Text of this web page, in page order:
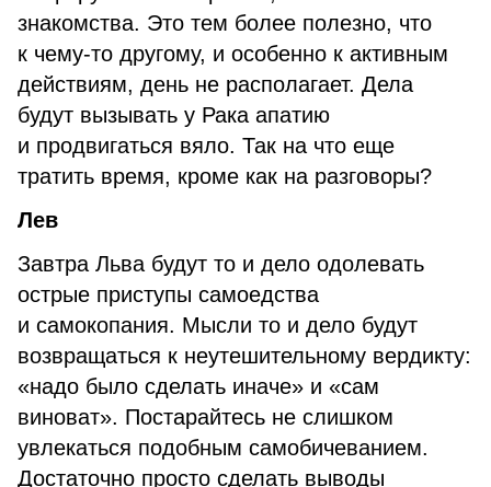
знакомства. Это тем более полезно, что
к чему-то другому, и особенно к активным
действиям, день не располагает. Дела
будут вызывать у Рака апатию
и продвигаться вяло. Так на что еще
тратить время, кроме как на разговоры?
Лев
Завтра Льва будут то и дело одолевать
острые приступы самоедства
и самокопания. Мысли то и дело будут
возвращаться к неутешительному вердикту:
«надо было сделать иначе» и «сам
виноват». Постарайтесь не слишком
увлекаться подобным самобичеванием.
Достаточно просто сделать выводы